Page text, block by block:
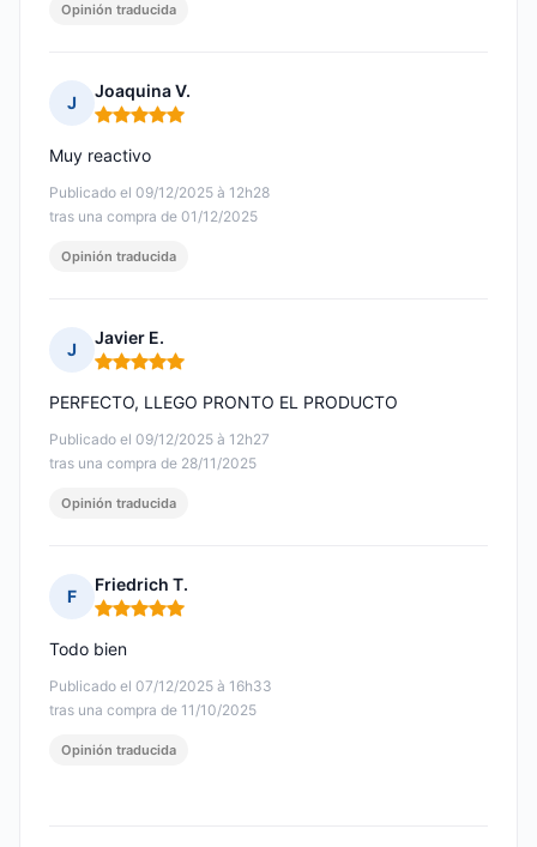
Opinión traducida
J
Joaquina V.
Nota: 5 de 5
Publicado el 09/12/2025 à 12h28
tras una compra de 01/12/2025
Muy reactivo
Opinión traducida
J
Javier E.
Nota: 5 de 5
Publicado el 09/12/2025 à 12h27
tras una compra de 28/11/2025
PERFECTO, LLEGO PRONTO EL PRODUCTO
Opinión traducida
F
Friedrich T.
Nota: 5 de 5
Publicado el 07/12/2025 à 16h33
tras una compra de 11/10/2025
Todo bien
Opinión traducida